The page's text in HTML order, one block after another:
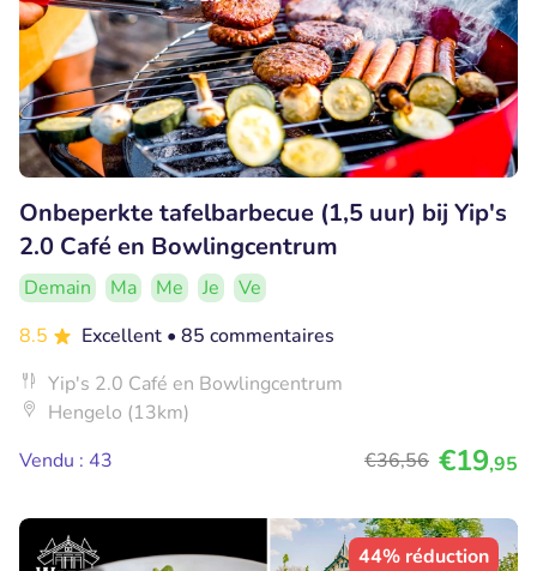
Onbeperkte tafelbarbecue (1,5 uur) bij Yip's
2.0 Café en Bowlingcentrum
Demain Ma Me Je
Ve
8.5
Excellent • 85 commentaires
Yip's 2.0 Café en Bowlingcentrum
Hengelo (13km)
Vendu : 43
€36,56 €19,95
44% réduction